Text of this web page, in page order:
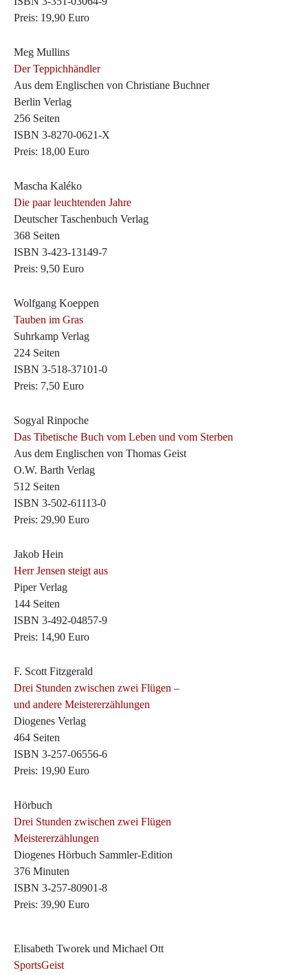
Preis: 19,90 Euro
Meg Mullins
Der Teppichhändler
Aus dem Englischen von Christiane Buchner
Berlin Verlag
256 Seiten
ISBN 3-8270-0621-X
Preis: 18,00 Euro
Mascha Kaléko
Die paar leuchtenden Jahre
Deutscher Taschenbuch Verlag
368 Seiten
ISBN 3-423-13149-7
Preis: 9,50 Euro
Wolfgang Koeppen
Tauben im Gras
Suhrkamp Verlag
224 Seiten
ISBN 3-518-37101-0
Preis: 7,50 Euro
Sogyal Rinpoche
Das Tibetische Buch vom Leben und vom Sterben
Aus dem Englischen von Thomas Geist
O.W. Barth Verlag
512 Seiten
ISBN 3-502-61113-0
Preis: 29,90 Euro
Jakob Hein
Herr Jensen steigt aus
Piper Verlag
144 Seiten
ISBN 3-492-04857-9
Preis: 14,90 Euro
F. Scott Fitzgerald
Drei Stunden zwischen zwei Flügen –
und andere Meistererzählungen
Diogenes Verlag
464 Seiten
ISBN 3-257-06556-6
Preis: 19,90 Euro
Hörbuch
Drei Stunden zwischen zwei Flügen
Meistererzählungen
Diogenes Hörbuch Sammler-Edition
376 Minuten
ISBN 3-257-80901-8
Preis: 39,90 Euro
Elisabeth Tworek und Michael Ott
SportsGeist